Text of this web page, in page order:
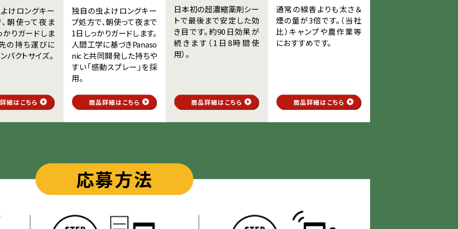
けロングキー
朝使って夜ま
かりガードしま
の持ち運びに
パクトサイズ。
細はこちら
独自の虫よけロングキー
プ処方で、朝使って夜まで
1日しっかりガードします。
人間工学に基づきPanaso
nicと共同開発した持ちや
すい「感動スプレー」を採
用。
商品詳細はこちら
日本初の超濃縮薬剤シー
トで最後まで安定した効
き目です。約90日効果が
続きます（1日8時間使
用）。
商品詳細はこちら
通常の線香よりも太さ＆
煙の量が3倍です。（当社
比）キャンプや農作業等
におすすめです。
商品詳細はこちら
応募方法